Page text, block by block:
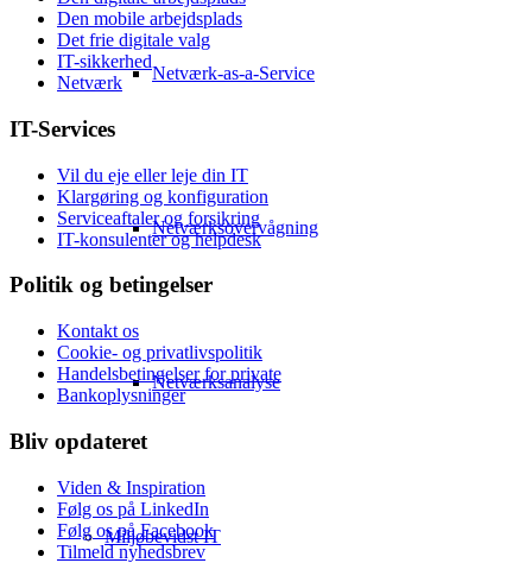
Netværk-as-a-Service
Netværksovervågning
Netværksanalyse
Miljøbevidst IT
Den mobile arbejdsplads
Det frie digitale valg
IT-sikkerhed
Netværk
IT-Services
Vil du eje eller leje din IT
Klargøring og konfiguration
Serviceaftaler og forsikring
IT-konsulenter og helpdesk
Politik og betingelser
Kontakt os
Cookie- og privatlivspolitik
Handelsbetingelser for private
Bankoplysninger
Bliv opdateret
Viden & Inspiration
Følg os på LinkedIn
Følg os på Facebook
Tilmeld nyhedsbrev